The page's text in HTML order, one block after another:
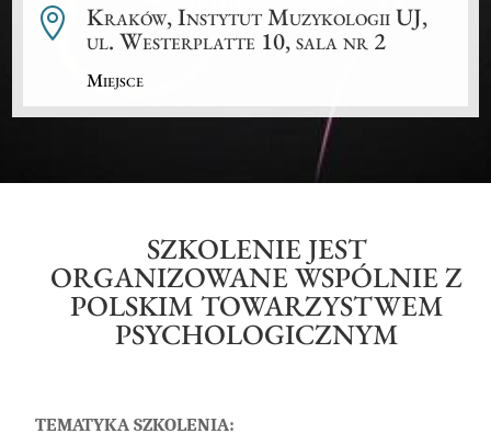
 Kraków, Instytut Muzykologii UJ,
ul. Westerplatte 10, sala nr 2
Miejsce
SZKOLENIE JEST
ORGANIZOWANE WSPÓLNIE Z
POLSKIM TOWARZYSTWEM
PSYCHOLOGICZNYM
TEMATYKA SZKOLENIA: